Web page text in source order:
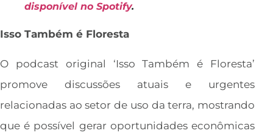
disponível no Spotify.
Isso Também é Floresta
O podcast original ‘Isso Também é Floresta’
promove discussões atuais e urgentes
relacionadas ao setor de uso da terra, mostrando
que é possível gerar oportunidades econômicas